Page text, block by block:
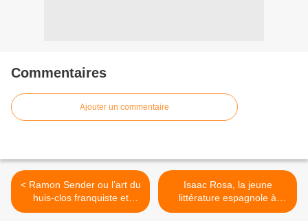
Commentaires
Ajouter un commentaire
< Ramon Sender ou l’art du
huis-clos franquiste et
espagnol : Le Fugitif, Le Roi
Isaac Rosa, la jeune
littérature espagnole à
l’affut de ses démons, de la